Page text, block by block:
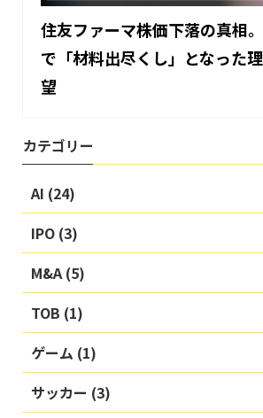
住友ファーマ株価下落の真相
で「材料出尽くし」となった
望
カテゴリー
AI (24)
IPO (3)
M&A (5)
TOB (1)
ゲーム (1)
サッカー (3)